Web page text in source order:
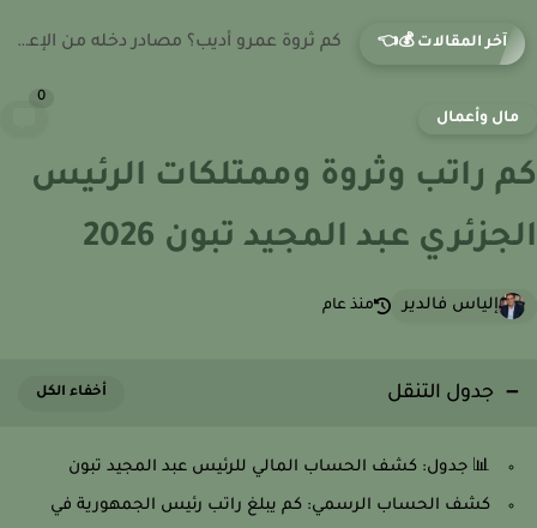
آخر المقالات 💰👈 كم ثروة رامز جلال؟ كيف يحقق أرباحه من برامج المقالب...
وأعمال
راتب وثروة وممتلكات الرئيس
عبد المجيد تبون 2026
إلياس فالدير منذ عام
جدول التنقل
📊 جدول: كشف الحساب المالي للرئيس عبد المجيد تبون
كشف الحساب الرسمي: كم يبلغ راتب رئيس الجمهورية في